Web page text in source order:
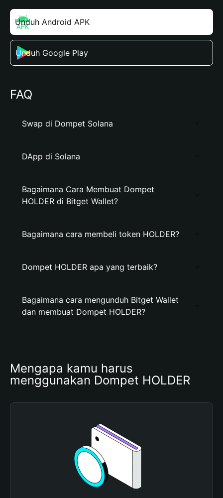
Unduh Android APK
Unduh Google Play
FAQ
Swap di Dompet Solana
DApp di Solana
Bagaimana Cara Membuat Dompet
HOLDER di Bitget Wallet?
Bagaimana cara membeli token HOLDER?
Dompet HOLDER apa yang terbaik?
Bagaimana cara mengunduh Bitget Wallet
dan membuat Dompet HOLDER?
Mengapa kamu harus
menggunakan Dompet HOLDER